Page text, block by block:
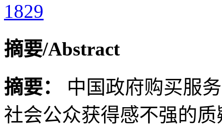
1829
摘要/Abstract
摘要： 中国政府购买服
社会公众获得感不强的